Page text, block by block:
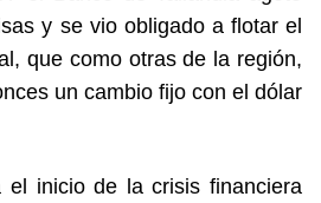
y se vio obligado a flotar el
que como otras de la región,
un cambio fijo con el dólar
el inicio de la crisis financiera